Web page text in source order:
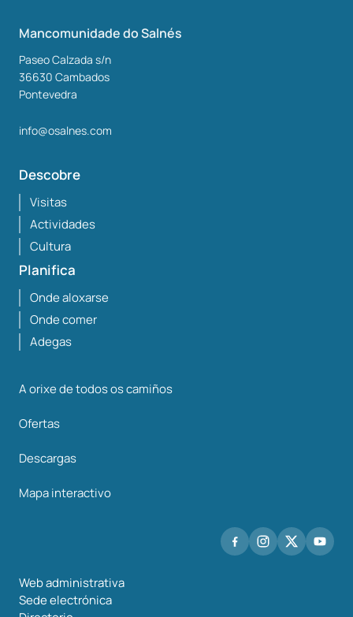
Mancomunidade do Salnés
Paseo Calzada s/n
36630 Cambados
Pontevedra
info@osalnes.com
Descobre
Visitas
Actividades
Cultura
Planifica
Onde aloxarse
Onde comer
Adegas
A orixe de todos os camiños
Ofertas
Descargas
Mapa interactivo
Web administrativa
Sede electrónica